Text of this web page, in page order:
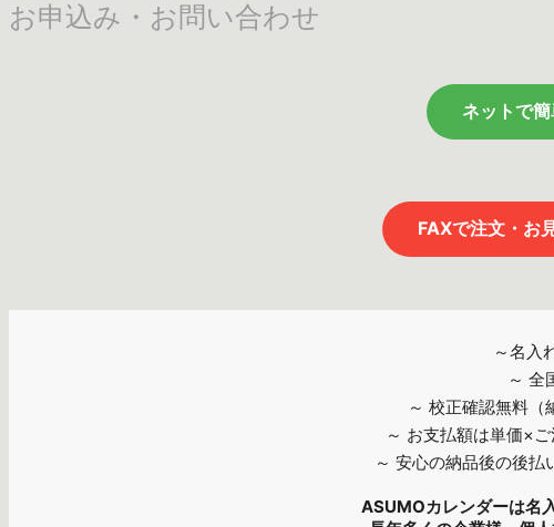
お申込み・お問い合わせ
ネットで
FAXで注文・お
～名入
～ 全
～ 校正確認無料（
～ お支払額は単価×
～ 安心の納品後の後払
ASUMOカレンダーは名